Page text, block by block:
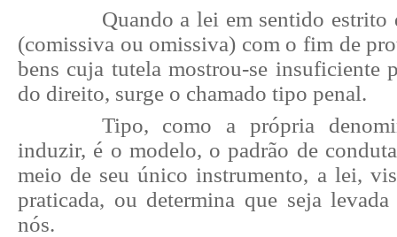
Quando a lei em sentido estrito
(comissiva ou omissiva) com o fim de
bens cuja tutela mostrou-se insuficiente
do direito, surge o chamado tipo penal.
Tipo, como a própria
induzir, é o modelo, o padrão de
meio de seu único instrumento, a lei,
praticada, ou determina que seja
nós.